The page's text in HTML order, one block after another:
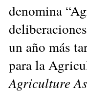
denomina
un año más
para la
Agriculture